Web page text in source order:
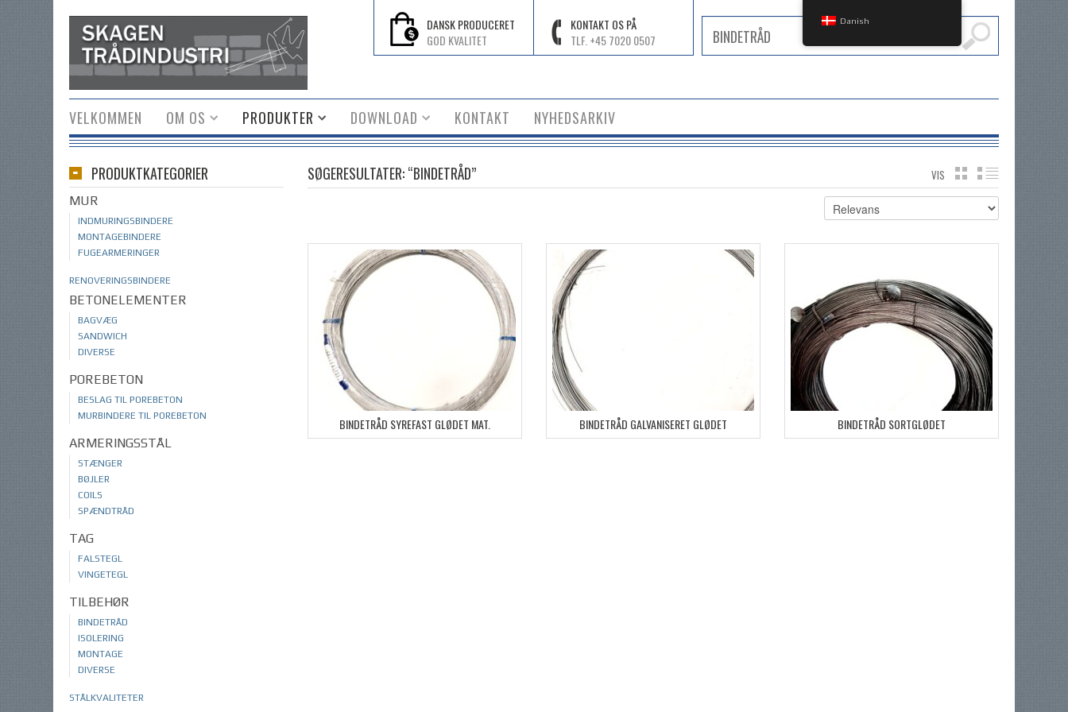
DANSK PRODUCERET
GOD KVALITET
KONTAKT OS PÅ
TLF. +45 7020 0507
VELKOMMEN OM OS PRODUKTER DOWNLOAD KONTAKT NYHEDSARKIV
SØGERESULTATER: “BINDETRÅD” VIS GRID
BINDETRÅD SYREFAST GLØDET MAT. BINDETRÅD GALVANISERET GLØDET BINDETRÅD SORTGLØDET
PRODUKTKATEGORIER
MUR
INDMURINGSBINDERE
MONTAGEBINDERE
FUGEARMERINGER
RENOVERINGSBINDERE
BETONELEMENTER
BAGVÆG
SANDWICH
DIVERSE
POREBETON
BESLAG TIL POREBETON
MURBINDERE TIL POREBETON
ARMERINGSSTÅL
STÆNGER
BØJLER
COILS
SPÆNDTRÅD
TAG
FALSTEGL
VINGETEGL
TILBEHØR
BINDETRÅD
ISOLERING
MONTAGE
DIVERSE
STÅLKVALITETER
Danish